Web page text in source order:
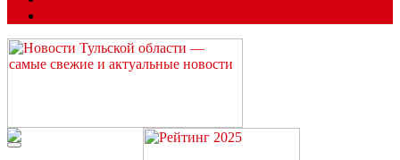
Читайте последние новости дня в Тульской области на сайте
“ЗаНовомосковск”